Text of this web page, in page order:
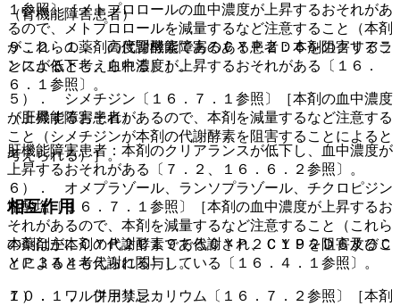
１参照〕［メトプロロールの血中濃度が上昇するおそれがあ
るので、メトプロロールを減量するなど注意すること（本剤
がこれらの薬剤の代謝酵素であるＣＹＰ２Ｄ６を阻害するこ
とによると考えられる）］。
５）． シメチジン〔１６．７．１参照〕［本剤の血中濃度
が上昇するおそれがあるので、本剤を減量するなど注意する
こと（シメチジンが本剤の代謝酵素を阻害することによると
考えられる）］。
６）． オメプラゾール、ランソプラゾール、チクロピジン
塩酸塩〔１６．７．１参照〕［本剤の血中濃度が上昇するお
それがあるので、本剤を減量するなど注意すること（これら
の薬剤が本剤の代謝酵素であるＣＹＰ２Ｃ１９を阻害するこ
とによると考えられる）］。
７）． ワルファリンカリウム〔１６．７．２参照〕［本剤
（腎機能障害患者）
９．２．１． 高度腎機能障害のある患者：本剤のクリアラ
ンスが低下し、血中濃度が上昇するおそれがある〔１６．
６．１参照〕。
（肝機能障害患者）
肝機能障害患者：本剤のクリアランスが低下し、血中濃度が
上昇するおそれがある〔７．２、１６．６．２参照〕。
相互作用
本剤は主にＣＹＰ２Ｃ１９で代謝され、ＣＹＰ２Ｄ６及びＣ
ＹＰ３Ａ４も代謝に関与している〔１６．４．１参照〕。
１０．１． 併用禁忌：